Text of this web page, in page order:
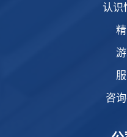
认识
咨